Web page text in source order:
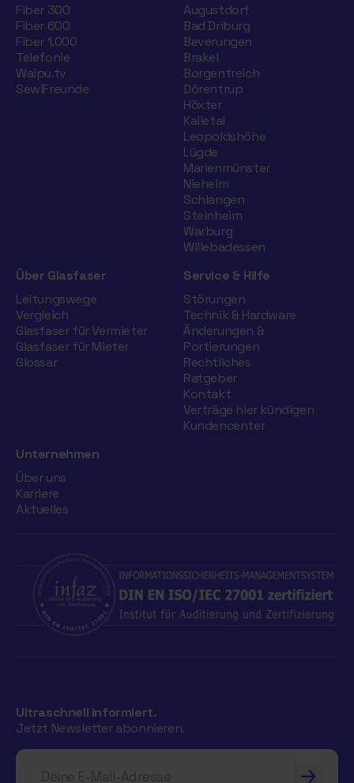
Fiber 300
Fiber 600
Fiber 1.000
Telefonie
Waipu.tv
SewiFreunde
Augustdorf
Bad Driburg
Beverungen
Brakel
Borgentreich
Dörentrup
Höxter
Kalletal
Leopoldshöhe
Lügde
Marienmünster
Nieheim
Schlangen
Steinheim
Warburg
Willebadessen
Über Glasfaser
Leitungswege
Vergleich
Glasfaser für Vermieter
Glasfaser für Mieter
Glossar
Service & Hilfe
Störungen
Technik & Hardware
Änderungen &
Portierungen
Rechtliches
Ratgeber
Kontakt
Verträge hier kündigen
Kundencenter
Unternehmen
Über uns
Karriere
Aktuelles
Ultraschnell informiert.
Jetzt Newsletter abonnieren.